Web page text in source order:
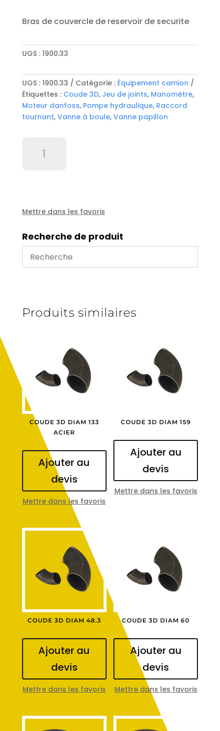
Bras de couvercle de reservoir de securite
UGS : 1900.33
UGS : 1900.33 Catégorie : Équipement camion
Étiquettes : Coude 3D, Jeu de joints, Manomètre,
Moteur danfoss, Pompe hydraulique, Raccord
tournant, Vanne à boule, Vanne papillon
reservoir
securite
Mettre dans les favoris
Recherche de produit
Produits similaires
COUDE 3D DIAM 133
ACIER
Ajouter au
devis
Mettre dans les favoris
COUDE 3D DIAM 159
Ajouter au
devis
Mettre dans les favoris
COUDE 3D DIAM 48.3
Ajouter au
devis
Mettre dans les favoris
COUDE 3D DIAM 60
Ajouter au
devis
Mettre dans les favoris